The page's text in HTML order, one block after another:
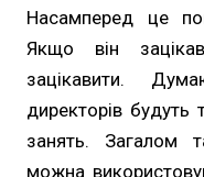
Насамперед це
Якщо він
зацікавити.
директорів будуть
занять. Загалом
можна